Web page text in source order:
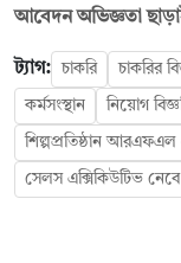
আবেদন অভিজ্ঞতা
ট্যাগ: চাকরি চাকরির
কর্মসংস্থান নিয়োগ
শিল্পপ্রতিষ্ঠান
সেলস এক্সিকিউটিভ